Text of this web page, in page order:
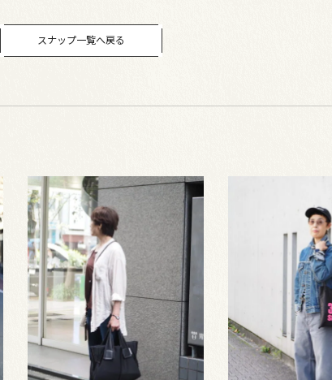
スナップ一覧へ戻る